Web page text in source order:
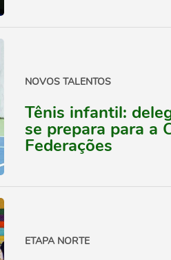
NOVOS TALENTOS
Tênis infantil:
se prepara para a
Federações
ETAPA NORTE